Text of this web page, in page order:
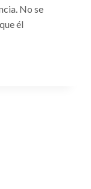
No se
él